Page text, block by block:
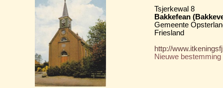
Tsjerkewal 8
Bakkefean
Gemeente
Friesland
http://
Nieuwe bestemming